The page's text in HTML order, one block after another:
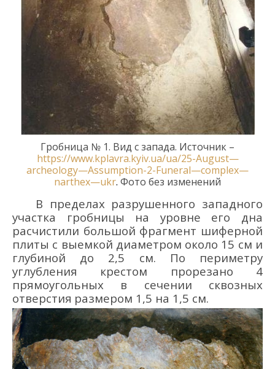
Гробница № 1. Вид с запада. Источник –
https://www.kplavra.kyiv.ua/ua/25-August—
archeology—Assumption-2-Funeral—complex—
narthex—ukr. Фото без изменений
В пределах разрушенного западного
участка гробницы на уровне его дна
расчистили большой фрагмент шиферной
плиты с выемкой диаметром около 15 см и
глубиной до 2,5 см. По периметру
углубления крестом прорезано 4
прямоугольных в сечении сквозных
отверстия размером 1,5 на 1,5 см.